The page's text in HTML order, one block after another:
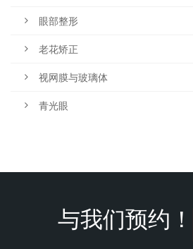
眼部整形
老花矫正
视网膜与玻璃体
青光眼
与我们预约！